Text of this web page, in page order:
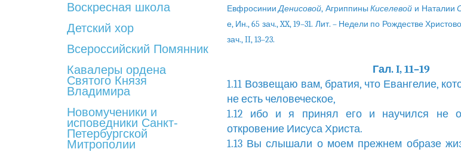
Воскресная школа
Детский хор
Всероссийский Помянник
Кавалеры ордена
Святого Князя
Владимира
Новомученики и
исповедники Санкт-
Петербургской
Митрополии
ЕвфросинииДенисовой, АгриппиныКиселевой и Наталии
е, Ин., 65 зач., XX, 19–31. Лит. – Недели по Рождестве
зач., II, 13–23.
Гал. I, 11–19
1.11 Возвещаю вам, братия, что Евангелие,
не есть человеческое,
1.12 ибо и я принял его и научился не
откровение Иисуса Христа.
1.13 Вы слышали о моем прежнем образе